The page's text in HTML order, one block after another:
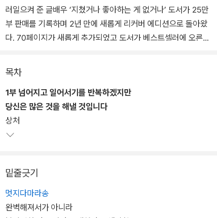
러일으켜 준 글배우 ‘지쳤거나 좋아하는 게 없거나’ 도서가 25만
부 판매를 기록하며 2년 만에 새롭게 리커버 에디션으로 돌아왔
다. 70페이지가 새롭게 추가되었고 도서가 베스트셀러에 오른
저자는 말한다. 그동안 살아오면서 잘해야 된다는 마음이 지나치
게 강했다면 누구의 도움 없이 스스로 잘해내지 못하면 안되는 환
경이었다면 그래서 잘하지 못 할까봐 늘 불안하고 초조하며 조금
이라도 삶에 문제가 생기거나 조금이라도 잘하지 못 할 때마다 자
신을 크게 자책했다면 이제는 지쳤을 수 있다. 또 잘해야 된다는
라 삶에 의욕을 낼 만한 게 없을 수 있다.
지쳤거나 좋아하는 게 없다면 삶은 무기력해진다. 이 책은 무기력
목차
1부 넘어지고 일어서기를 반복하겠지만
당신은 많은 것을 해낼 것입니다
상처
밑줄긋기
멋지다마라송
완벽해져서가 아니라